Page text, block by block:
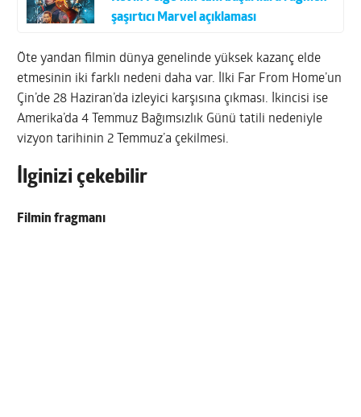
şaşırtıcı Marvel açıklaması
Öte yandan filmin dünya genelinde yüksek kazanç elde
etmesinin iki farklı nedeni daha var. İlki Far From Home’un
Çin’de 28 Haziran’da izleyici karşısına çıkması. İkincisi ise
Amerika’da 4 Temmuz Bağımsızlık Günü tatili nedeniyle
vizyon tarihinin 2 Temmuz’a çekilmesi.
İlginizi çekebilir
Filmin fragmanı